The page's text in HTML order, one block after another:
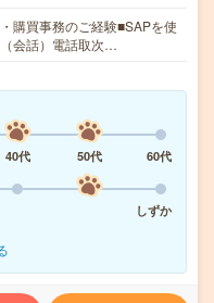
購買事務のご経験■SAPを使
会話）電話取次…
40代 50代
60代
しずか